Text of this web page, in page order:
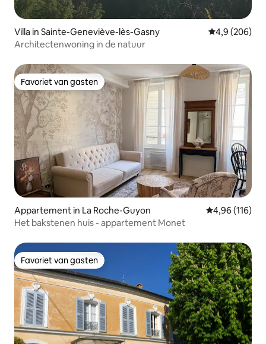
Villa in Sainte-Geneviève-lès-Gasny Gemiddelde
4,9 (206)
Architectenwoning in de natuur
Favoriet van gasten
Favoriet van gasten
Appartement in La Roche-Guyon Gemiddelde
4,96 (116)
Het bakstenen huis - appartement Monet
Favoriet van gasten
Favoriet van gasten